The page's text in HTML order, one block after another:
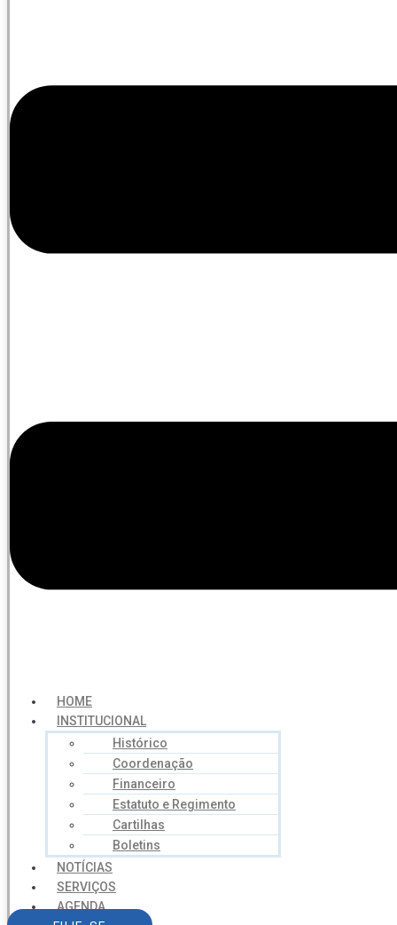
HOME
INSTITUCIONAL
Histórico
Coordenação
Financeiro
Estatuto e Regimento
Cartilhas
Boletins
NOTÍCIAS
SERVIÇOS
AGENDA